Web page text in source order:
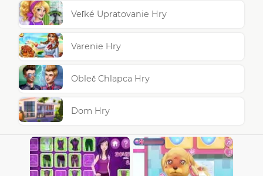
Veľké Upratovanie Hry
Varenie Hry
Obleč Chlapca Hry
Dom Hry